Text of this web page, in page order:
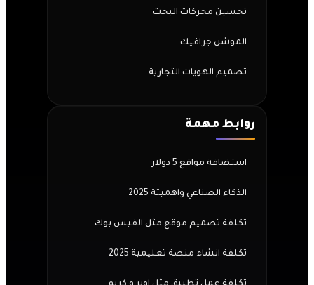
تحسين محركات البحث
الموشن جرافيك
تصميم الهويات التجارية
روابط مهمة
استضافة مواقع 5 دولار
الذكاء الصناعي واهميتة 2025
تكلفة تصميم موقع مثل الفيس بوك
تكلفة انشاء منصة تعليمية 2025